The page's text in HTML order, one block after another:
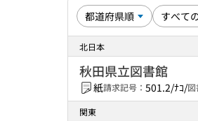
北日本
秋田県立図書館
紙請求記号： 501.2/ﾅｺ/図
関東